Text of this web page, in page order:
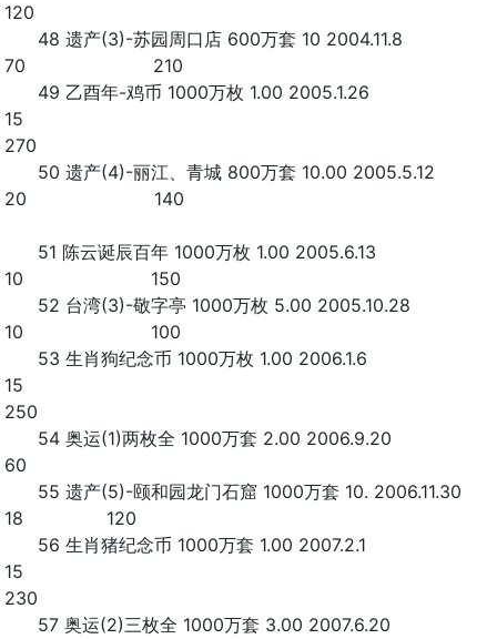
120
48 遗产(3)-苏园周口店 600万套 10 2004.11.8
70 210
49 乙酉年-鸡币 1000万枚 1.00 2005.1.26
15
270
50 遗产(4)-丽江、青城 800万套 10.00 2005.5.12
20 140
51 陈云诞辰百年 1000万枚 1.00 2005.6.13
10 150
52 台湾(3)-敬字亭 1000万枚 5.00 2005.10.28
10 100
53 生肖狗纪念币 1000万枚 1.00 2006.1.6
15
250
54 奥运(1)两枚全 1000万套 2.00 2006.9.20
60
55 遗产(5)-颐和园龙门石窟 1000万套 10. 2006.11.30
18 120
56 生肖猪纪念币 1000万套 1.00 2007.2.1
15
230
57 奥运(2)三枚全 1000万套 3.00 2007.6.20